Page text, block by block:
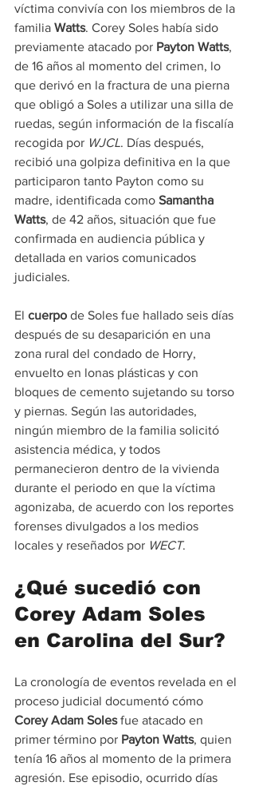
víctima convivía con los miembros de la
familia Watts. Corey Soles había sido
previamente atacado por Payton Watts,
de 16 años al momento del crimen, lo
que derivó en la fractura de una pierna
que obligó a Soles a utilizar una silla de
ruedas, según información de la fiscalía
recogida por WJCL. Días después,
recibió una golpiza definitiva en la que
participaron tanto Payton como su
madre, identificada como Samantha
Watts, de 42 años, situación que fue
confirmada en audiencia pública y
detallada en varios comunicados
judiciales.
El cuerpo de Soles fue hallado seis días
después de su desaparición en una
zona rural del condado de Horry,
envuelto en lonas plásticas y con
bloques de cemento sujetando su torso
y piernas. Según las autoridades,
ningún miembro de la familia solicitó
asistencia médica, y todos
permanecieron dentro de la vivienda
durante el periodo en que la víctima
agonizaba, de acuerdo con los reportes
forenses divulgados a los medios
locales y reseñados por WECT.
¿Qué sucedió con
Corey Adam Soles
en Carolina del Sur?
La cronología de eventos revelada en el
proceso judicial documentó cómo
Corey Adam Soles fue atacado en
primer término por Payton Watts, quien
tenía 16 años al momento de la primera
agresión. Ese episodio, ocurrido días